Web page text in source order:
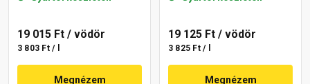
19 015 Ft / vödör
3 803 Ft / l
Megnézem
19 125 Ft / vödör
3 825 Ft / l
Megnézem